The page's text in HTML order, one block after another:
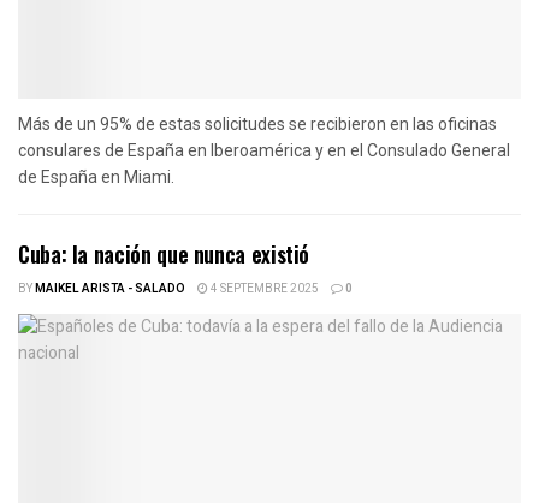
Más de un 95% de estas solicitudes se recibieron en las oficinas
consulares de España en Iberoamérica y en el Consulado General
de España en Miami.
Cuba: la nación que nunca existió
BYMAIKEL ARISTA - SALADO 4 SEPTEMBRE 2025 0